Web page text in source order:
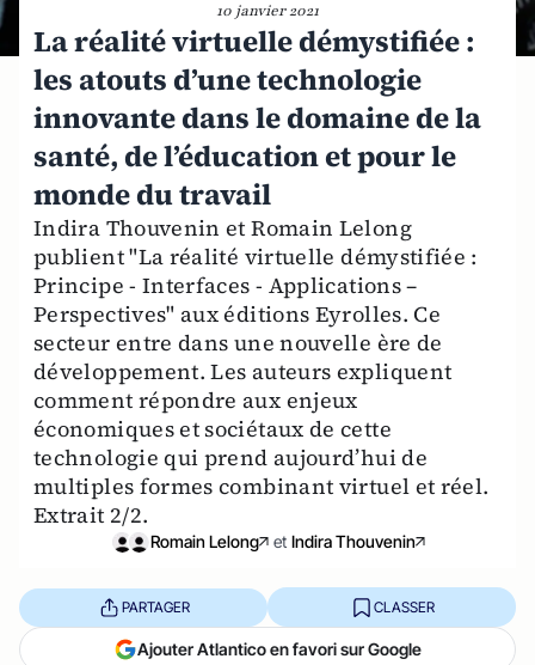
10 janvier 2021
La réalité virtuelle démystifiée :
les atouts d’une technologie
innovante dans le domaine de la
santé, de l’éducation et pour le
monde du travail
Indira Thouvenin et Romain Lelong
publient "La réalité virtuelle démystifiée :
Principe - Interfaces - Applications –
Perspectives" aux éditions Eyrolles. Ce
secteur entre dans une nouvelle ère de
développement. Les auteurs expliquent
comment répondre aux enjeux
économiques et sociétaux de cette
technologie qui prend aujourd’hui de
multiples formes combinant virtuel et réel.
Extrait 2/2.
Romain Lelong et Indira Thouvenin
PARTAGER CLASSER
Ajouter Atlantico en favori sur Google